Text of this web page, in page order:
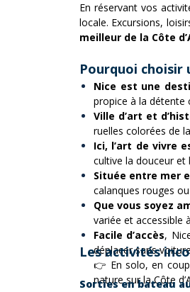
En réservant vos
locale. Excursions,
meilleur de la Côte
Pourquoi choisir
Nice est une
propice à la détente
Ville d’art et
ruelles colorées de
Ici, l’art de vivre
cultive la douceur et
Située entre mer
calanques rouges
Que vous soyez
variée et accessible
Facile d’accès,
déplacer sans
👉 En solo, en
nature sur la Côte
Les activités
Sorties en bateau